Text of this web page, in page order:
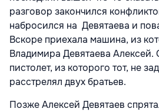
разговор закончился
набросился на Девятаева и
Вскоре приехала машина, из
Владимира Девятаева
пистолет, из которого тот, не
расстрелял двух братьев.
Позже Алексей Девятаев